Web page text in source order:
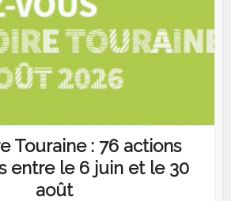
Touraine : 76 actions
entre le 6 juin et le 30
août